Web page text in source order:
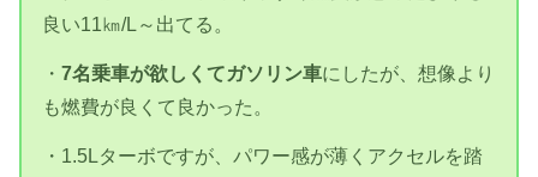
良い11㎞/L～出てる。
・7名乗車が欲しくてガソリン車にしたが、想像より
も燃費が良くて良かった。
・1.5Lターボですが、パワー感が薄くアクセルを踏